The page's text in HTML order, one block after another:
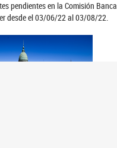
pendientes en la Comisión Banca
desde el 03/06/22 al 03/08/22.